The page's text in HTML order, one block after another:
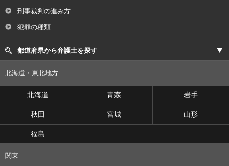
刑事裁判の進み方
犯罪の種類
都道府県から弁護士を探す
北海道・東北地方
北海道 青森 岩手
秋田 宮城 山形
福島
関東